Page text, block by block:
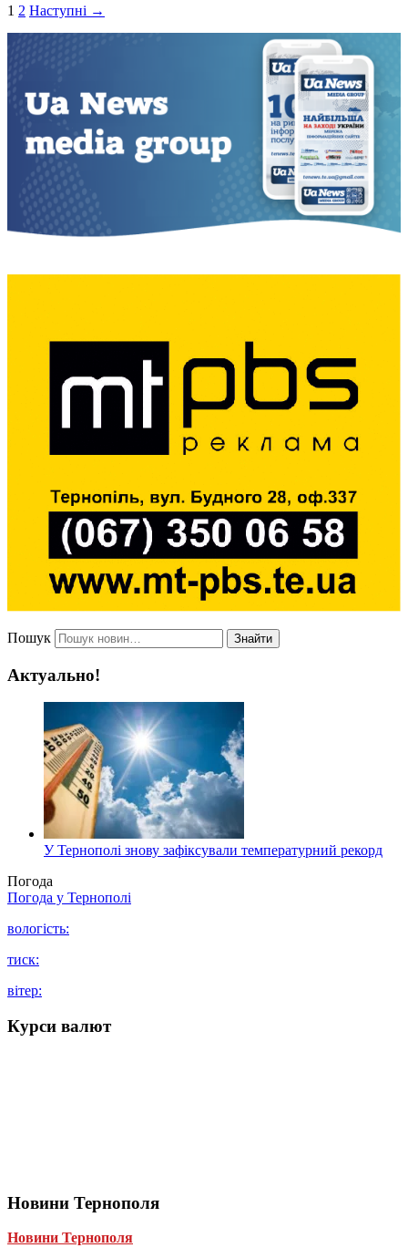
Пагінація
записів
1 2 Наступні →
Пошук Знайти
Актуально!
У Тернополі знову зафіксували температурний рекорд
Погода
Погода у Тернополі
вологість:
тиск:
вітер:
Курси валют
Новини Тернополя
Новини Тернополя